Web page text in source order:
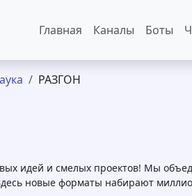
Основная навигация
Главная Каналы Боты
РАЗГОН
идей и смелых проектов! Мы
новые форматы набирают